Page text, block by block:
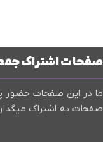
صفحات اشتراک
ما در این صفحات حضور
صفحات به اشتراک